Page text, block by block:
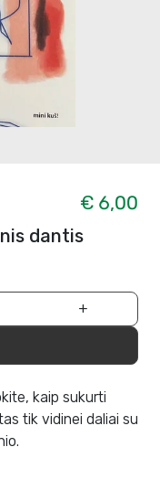
€ 6,00
dantis
+
kaip sukurti
tik vidinei daliai su